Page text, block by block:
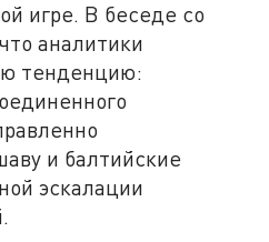
игре. В беседе со
аналитики
тенденцию:
и балтийские
эскалации